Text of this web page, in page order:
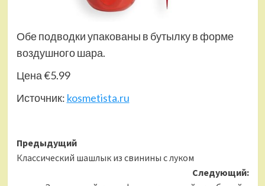
Обе подводки упакованы в бутылку в форме
воздушного шара.
Цена €5.99
Источник: kosmetista.ru
Навигация
записи
Предыдущий
Классический шашлык из свинины с луком
Следующий: